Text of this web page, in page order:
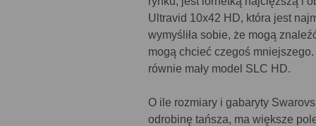
Ultravid 10x42 HD, która jest
wymyśliła sobie, że mogą
mogą chcieć czegoś
równie mały model SLC HD.
O ile rozmiary i gabaryty
odrobinę tańsza, ma większe